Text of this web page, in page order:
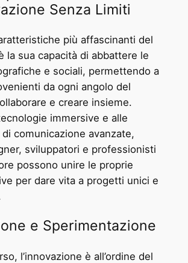
Senza Limiti
più affascinanti del
la sua capacità di abbattere le
e sociali, permettendo a
da ogni angolo del
e creare insieme.
immersive e alle
comunicazione avanzate,
sviluppatori e professionisti
possono unire le proprie
per dare vita a progetti unici e
e Sperimentazione
l’innovazione è all’ordine del